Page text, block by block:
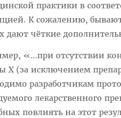
практики в
К сожалению,
дают чёткие
«…при отсутствии
Х (за исключением
разработчикам
лекарственного
повлиять на этот